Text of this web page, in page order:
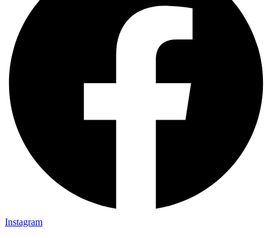
Instagram